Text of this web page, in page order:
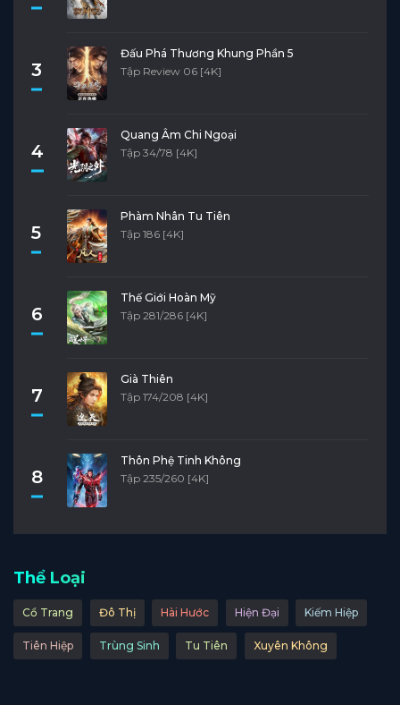
3
Đấu Phá Thương Khung Phần 5
Tập Review 06 [4K]
4
Quang Âm Chi Ngoại
Tập 34/78 [4K]
5
Phàm Nhân Tu Tiên
Tập 186 [4K]
6
Thế Giới Hoàn Mỹ
Tập 281/286 [4K]
7
Già Thiên
Tập 174/208 [4K]
8
Thôn Phệ Tinh Không
Tập 235/260 [4K]
Thể Loại
Cổ Trang Đô Thị Hài Hước Hiện Đại Kiếm Hiệp
Tiên Hiệp Trùng Sinh Tu Tiên Xuyên Không